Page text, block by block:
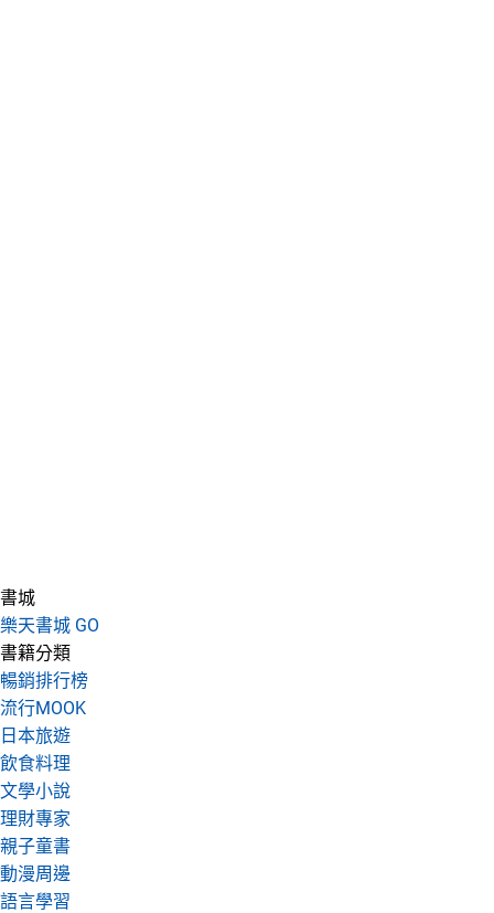
書城
樂天書城 GO
書籍分類
暢銷排行榜
流行MOOK
日本旅遊
飲食料理
文學小說
理財專家
親子童書
動漫周邊
語言學習